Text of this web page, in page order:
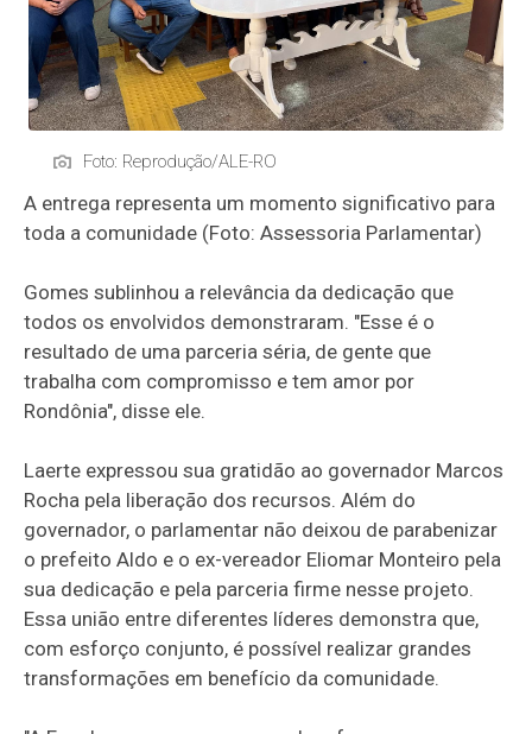
Foto: Reprodução/ALE-RO
A entrega representa um momento significativo para
toda a comunidade (Foto: Assessoria Parlamentar)
Gomes sublinhou a relevância da dedicação que
todos os envolvidos demonstraram. "Esse é o
resultado de uma parceria séria, de gente que
trabalha com compromisso e tem amor por
Rondônia", disse ele.
Laerte expressou sua gratidão ao governador Marcos
Rocha pela liberação dos recursos. Além do
governador, o parlamentar não deixou de parabenizar
o prefeito Aldo e o ex-vereador Eliomar Monteiro pela
sua dedicação e pela parceria firme nesse projeto.
Essa união entre diferentes líderes demonstra que,
com esforço conjunto, é possível realizar grandes
transformações em benefício da comunidade.